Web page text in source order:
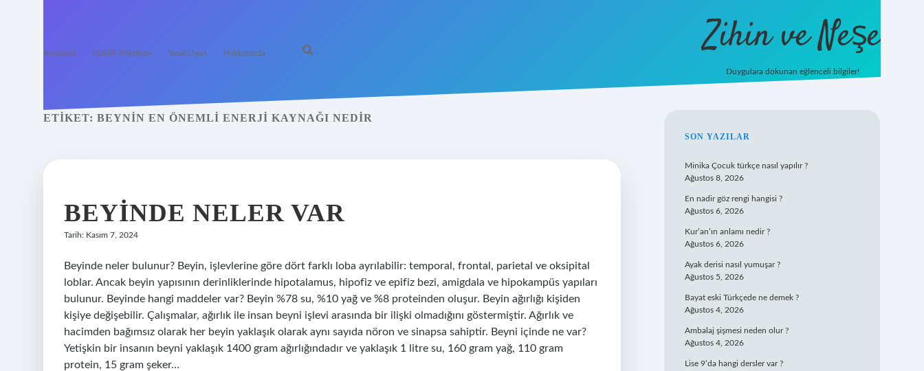
Anasayfa Gizlilik Politikası Yasal Uyarı Hakkımızda Zihin ve Neşe
Duygulara dokunan eğlenceli bilgiler!
ETIKET: BEYNIN EN ÖNEMLI ENERJI KAYNAĞI NEDIR
BEYINDE NELER VAR
Tarih: Kasım 7, 2024
Beyinde neler bulunur? Beyin, işlevlerine göre dört farklı loba ayrılabilir: temporal, frontal, parietal ve oksipital
loblar. Ancak beyin yapısının derinliklerinde hipotalamus, hipofiz ve epifiz bezi, amigdala ve hipokampüs yapıları
bulunur. Beyinde hangi maddeler var? Beyin %78 su, %10 yağ ve %8 proteinden oluşur. Beyin ağırlığı kişiden
kişiye değişebilir. Çalışmalar, ağırlık ile insan beyni işlevi arasında bir ilişki olmadığını göstermiştir. Ağırlık ve
hacimden bağımsız olarak her beyin yaklaşık olarak aynı sayıda nöron ve sinapsa sahiptir. Beyni içinde ne var?
Yetişkin bir insanın beyni yaklaşık 1400 gram ağırlığındadır ve yaklaşık 1 litre su, 160 gram yağ, 110 gram
protein, 15 gram şeker…
SIDEBAR
SON YAZILAR
Minika Çocuk türkçe nasıl yapılır ?
Ağustos 8, 2026
En nadir göz rengi hangisi ?
Ağustos 6, 2026
Kur’an’ın anlamı nedir ?
Ağustos 6, 2026
Ayak derisi nasıl yumuşar ?
Ağustos 5, 2026
Bayat eski Türkçede ne demek ?
Ağustos 4, 2026
Ambalaj şişmesi neden olur ?
Ağustos 4, 2026
Lise 9’da hangi dersler var ?